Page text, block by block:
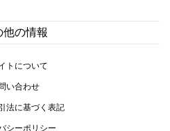
他の情報
トについて
い合わせ
法に基づく表記
シーポリシー